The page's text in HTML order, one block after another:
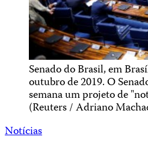
Senado do Brasil, em
outubro de 2019. O
semana um projeto de
(Reuters / Adriano
Notícias